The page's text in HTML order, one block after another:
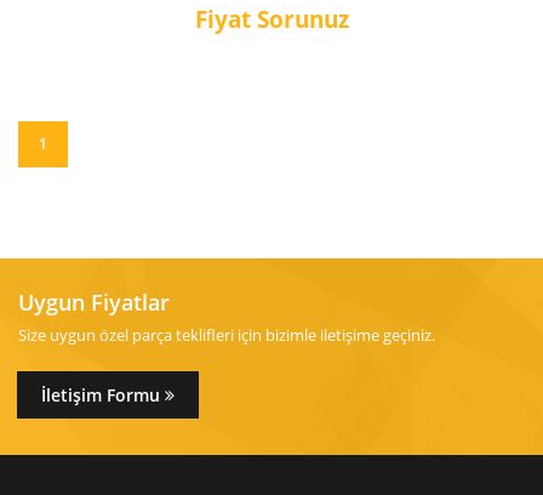
Fiyat Sorunuz
1
Uygun Fiyatlar
Size uygun özel parça teklifleri için bizimle iletişime geçiniz.
İletişim Formu